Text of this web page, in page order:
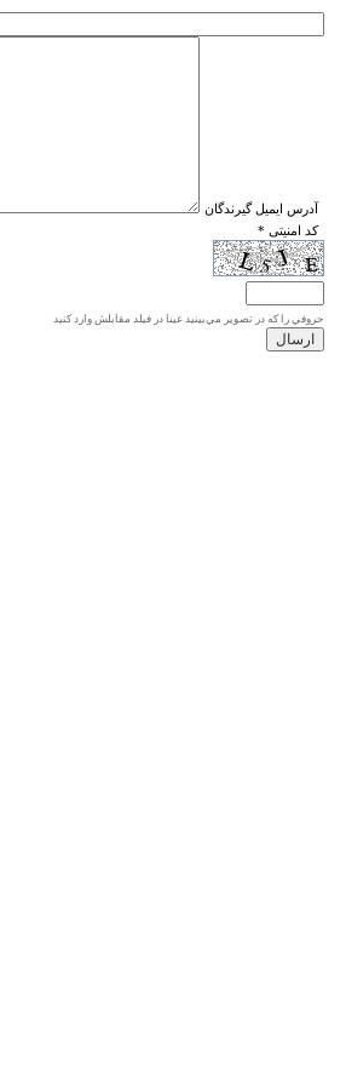
* آدرس ايميل گيرندگان
* کد امنیتی
حروفي را كه در تصوير مي‌بينيد عينا در فيلد مقابلش وارد كنيد